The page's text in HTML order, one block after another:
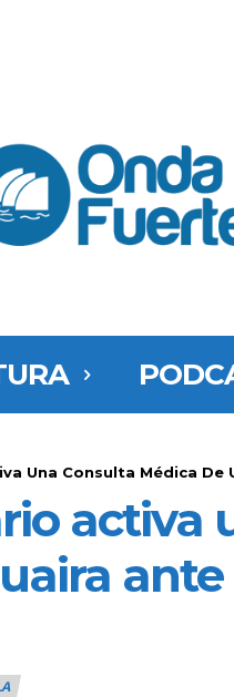
Una Consulta Médica De
activa